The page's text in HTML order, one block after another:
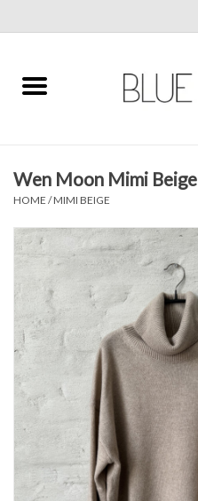
Home
ACCESSORIES
SHOES
SALE
Cadeaubonnen
BRANDS
ABOUT US
Wen Moon Mimi Beige
HOME /MIMI BEIGE